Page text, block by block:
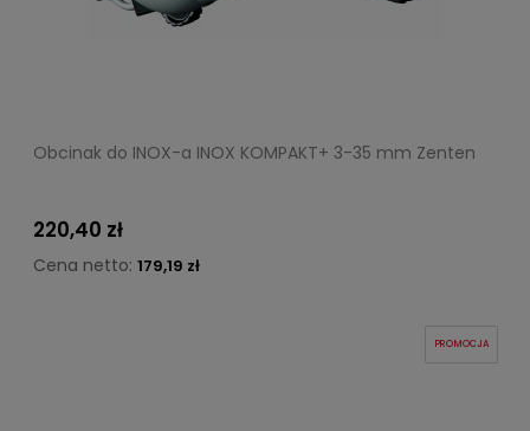
Obcinak do INOX-a INOX KOMPAKT+ 3-35 mm Zenten
220,40 zł
Cena netto: 179,19 zł
PROMOCJA